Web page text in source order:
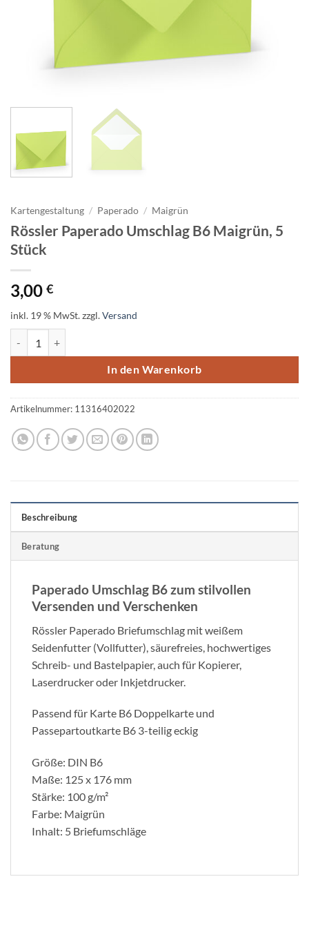
Kartengestaltung / Paperado / Maigrün
Rössler Paperado Umschlag B6 Maigrün, 5
Stück
3,00 €
inkl. 19 % MwSt.zzgl.Versand
In den Warenkorb
Artikelnummer: 11316402022
Beschreibung
Beratung
Paperado Umschlag B6 zum stilvollen
Versenden und Verschenken
Rössler Paperado Briefumschlag mit weißem
Seidenfutter (Vollfutter), säurefreies, hochwertiges
Schreib- und Bastelpapier, auch für Kopierer,
Laserdrucker oder Inkjetdrucker.
Passend für Karte B6 Doppelkarte und
Passepartoutkarte B6 3-teilig eckig
Größe: DIN B6
Maße: 125 x 176 mm
Stärke: 100 g/m²
Farbe: Maigrün
Inhalt: 5 Briefumschläge